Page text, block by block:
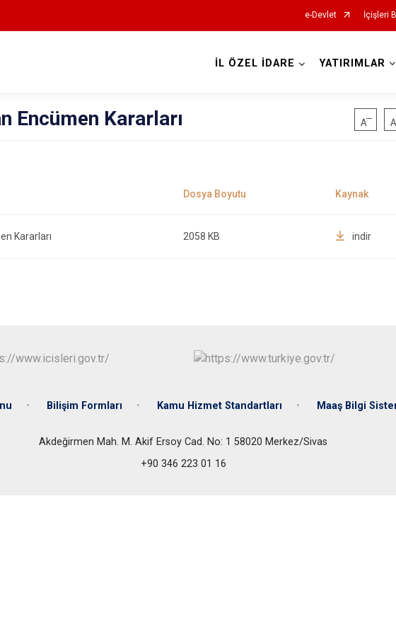
e-Devlet İçişleri
İL ÖZEL İDARE YATIRIMLAR
Encümen Kararları
Kararları 2058 KB indir
Bilişim Formları Kamu Hizmet Standartları Maaş Bilgi
Akdeğirmen Mah. M. Akif Ersoy Cad. No: 1 58020 Merkez/Sivas
+90 346 223 01 16